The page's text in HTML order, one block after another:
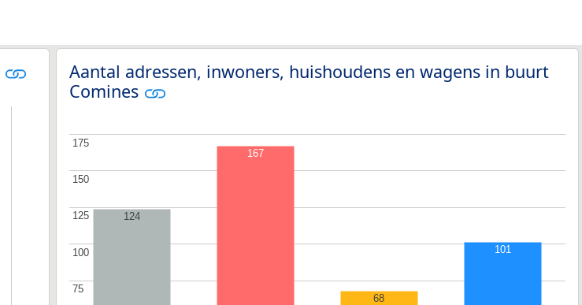
Aantal adressen, inwoners, huishoudens en wagens in buurt
Comines
75
75
100
100
125
125
150
150
175
175
124
167
68
101